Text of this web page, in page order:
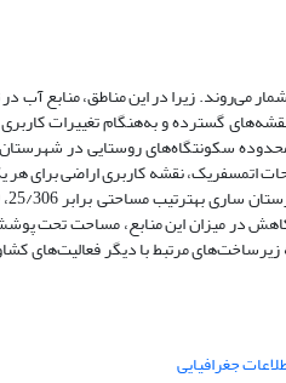
می‌روند. زیرا در این مناطق، منابع آب
گسترده و به‌هنگام تغییرات
سکونتگاه‌های روستایی در
شد و پس از انجام تصحیحات اتمسفریک، نقشه
در میزان این منابع، مساحت تحت
زیرساخت‌های مرتبط با دیگر فعالیت‌های
جغرافیایی